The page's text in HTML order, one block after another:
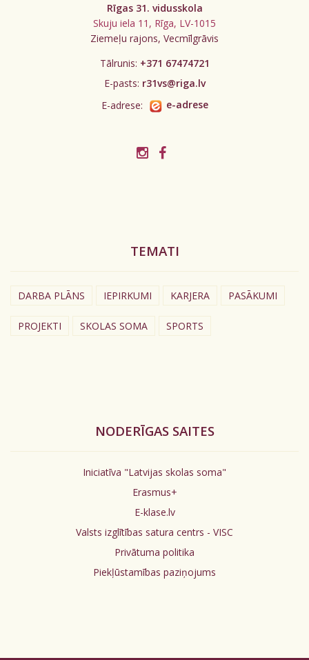
Rīgas 31. vidusskola
Skuju iela 11, Rīga, LV-1015
Ziemeļu rajons, Vecmīlgrāvis
Tālrunis: +371 67474721
E-pasts: r31vs@riga.lv
E-adrese:
e-adrese
TEMATI
DARBA PLĀNS IEPIRKUMI KARJERA PASĀKUMI
PROJEKTI SKOLAS SOMA SPORTS
NODERĪGAS SAITES
Iniciatīva "Latvijas skolas soma"
Erasmus+
E-klase.lv
Valsts izglītības satura centrs - VISC
Privātuma politika
Piekļūstamības paziņojums